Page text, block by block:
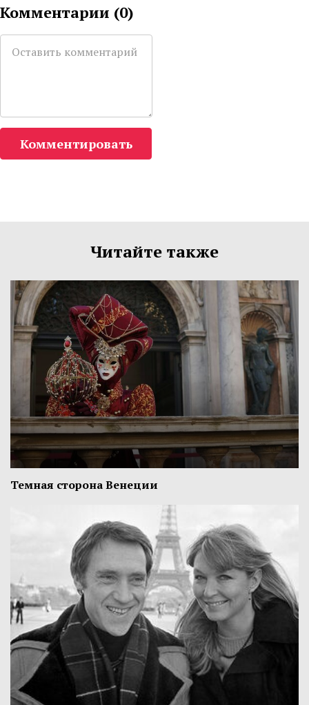
Комментарии (0)
Комментировать
Читайте также
Темная сторона Венеции